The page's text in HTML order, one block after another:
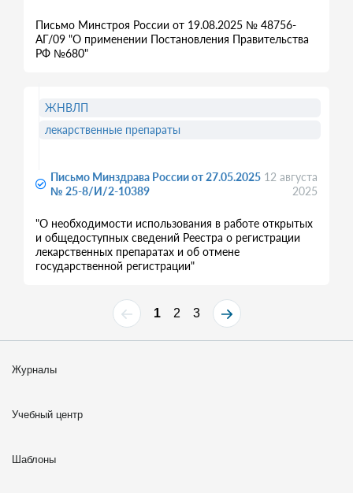
Письмо Минстроя России от 19.08.2025 № 48756-
АГ/09 "О применении Постановления Правительства
РФ №680"
Письмо Минздрава России от 27.05.2025
№ 25-8/И/2-10389
12 августа
2025
"О необходимости использования в работе открытых
и общедоступных сведений Реестра о регистрации
лекарственных препаратах и об отмене
государственной регистрации"
ЖНВЛП
лекарственные препараты
1 2 3
Журналы
Учебный центр
Шаблоны